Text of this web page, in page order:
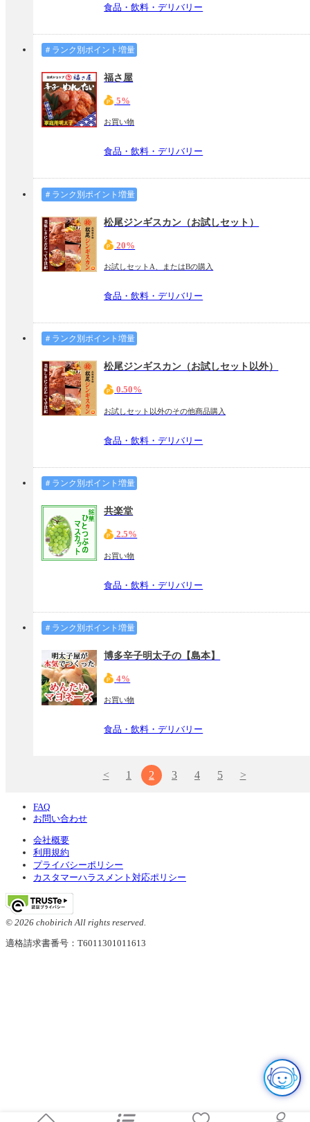
食品・飲料・デリバリー
＃ランク別ポイント増量
福さ屋
5%
お買い物
食品・飲料・デリバリー
＃ランク別ポイント増量
松尾ジンギスカン（お試しセット）
20%
お試しセットA、またはBの購入
食品・飲料・デリバリー
＃ランク別ポイント増量
松尾ジンギスカン（お試しセット以外）
0.50%
お試しセット以外のその他商品購入
食品・飲料・デリバリー
＃ランク別ポイント増量
共楽堂
2.5%
お買い物
食品・飲料・デリバリー
＃ランク別ポイント増量
博多辛子明太子の【島本】
4%
お買い物
食品・飲料・デリバリー
< 1 2 3 4 5 >
FAQ
お問い合わせ
会社概要
利用規約
プライバシーポリシー
カスタマーハラスメント対応ポリシー
© 2026 chobirich All rights reserved.
適格請求書番号：T6011301011613